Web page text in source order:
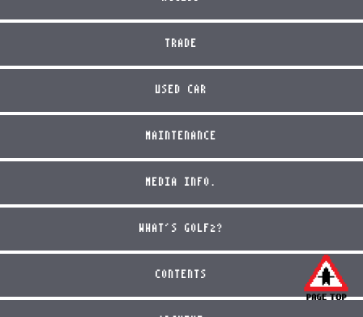
TRADE
USED CAR
MAINTENANCE
MEDIA INFO.
WHAT'S GOLF2?
CONTENTS